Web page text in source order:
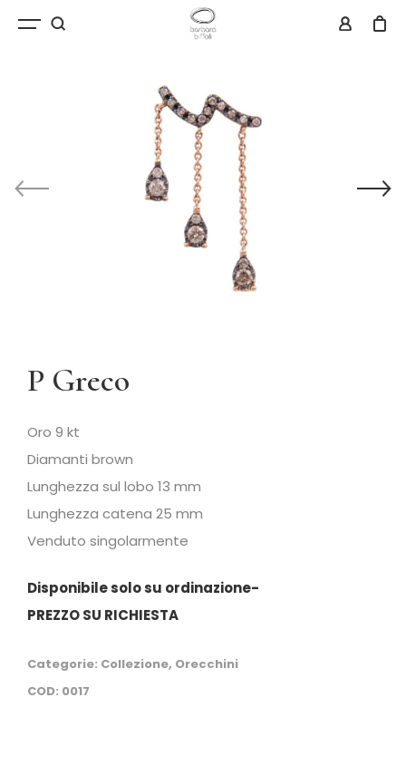
P Greco
Oro 9 kt
Diamanti brown
Lunghezza sul lobo 13 mm
Lunghezza catena 25 mm
Venduto singolarmente
Disponibile solo su ordinazione-
PREZZO SU RICHIESTA
COD: 0017
Categorie: Collezione, Orecchini